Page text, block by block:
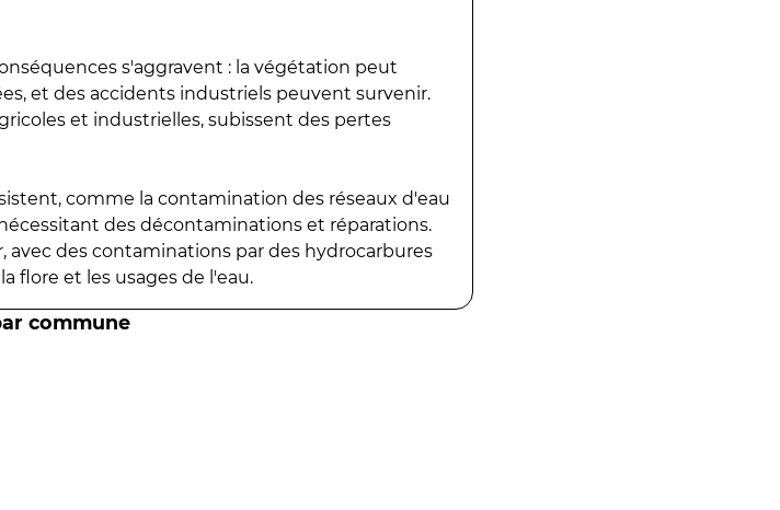
s'aggravent : la végétation peut
et des accidents industriels peuvent survenir.
et industrielles, subissent des pertes
comme la contamination des réseaux d'eau
des décontaminations et réparations.
des contaminations par des hydrocarbures
flore et les usages de l'eau.
commune